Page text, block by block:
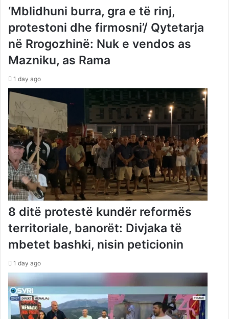
‘Mblidhuni burra, gra e të rinj,
protestoni dhe firmosni’/ Qytetarja
në Rrogozhinë: Nuk e vendos as
Mazniku, as Rama
1 day ago
8 ditë protestë kundër reformës
territoriale, banorët: Divjaka të
mbetet bashki, nisin peticionin
1 day ago